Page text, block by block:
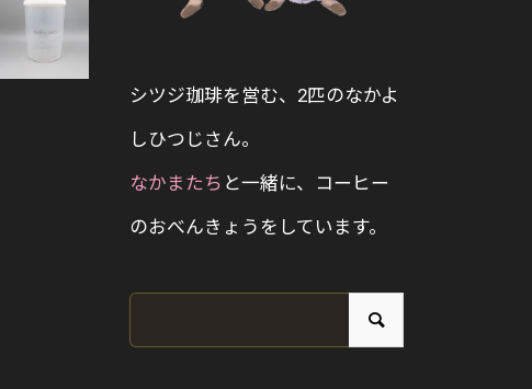
シツジ珈琲を営む、2匹のなかよ
しひつじさん。
なかまたち と一緒に、コーヒー
のおべんきょうをしています。